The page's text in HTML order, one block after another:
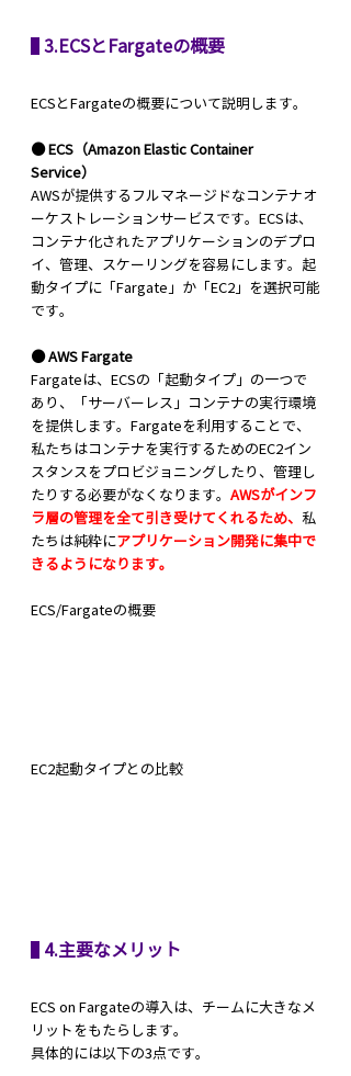
3.ECSとFargateの概要
ECSとFargateの概要について説明します。
● ECS（Amazon Elastic Container
Service）
AWSが提供するフルマネージドなコンテナオ
ーケストレーションサービスです。ECSは、
コンテナ化されたアプリケーションのデプロ
イ、管理、スケーリングを容易にします。起
動タイプに「Fargate」か「EC2」を選択可能
です。
● AWS Fargate
Fargateは、ECSの「起動タイプ」の一つで
あり、「サーバーレス」コンテナの実行環境
を提供します。Fargateを利用することで、
私たちはコンテナを実行するためのEC2イン
スタンスをプロビジョニングしたり、管理し
たりする必要がなくなります。 AWSがインフ
ラ層の管理を全て引き受けてくれるため、 私
たちは純粋にアプリケーション開発に集中で
きるようになります。
ECS/Fargateの概要
EC2起動タイプとの比較
4.主要なメリット
ECS on Fargateの導入は、チームに大きなメ
リットをもたらします。
具体的には以下の3点です。